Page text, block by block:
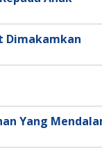
Dimakamkan
Yang